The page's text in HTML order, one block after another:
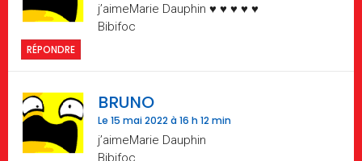
j’aimeMarie Dauphin ♥ ♥ ♥ ♥ ♥
Bibifoc
RÉPONDRE
BRUNO
Le 15 mai 2022 à 16 h 12 min
j’aimeMarie Dauphin
Bibifoc